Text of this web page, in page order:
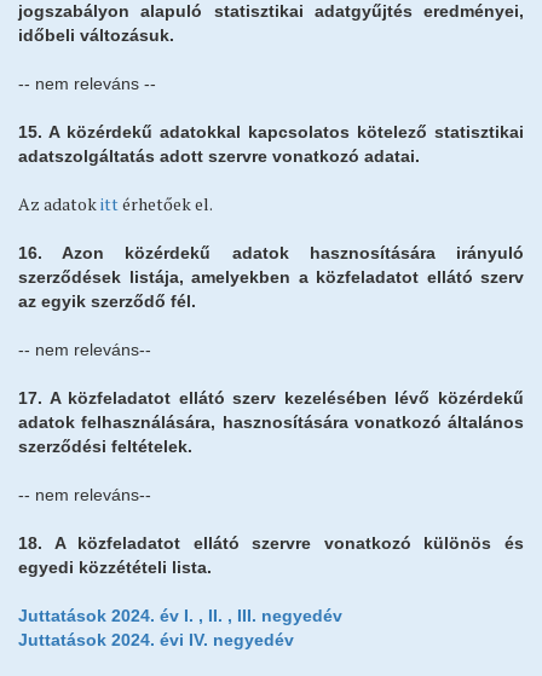
jogszabályon alapuló statisztikai adatgyűjtés eredményei,
időbeli változásuk.
-- nem releváns --
15. A közérdekű adatokkal kapcsolatos kötelező statisztikai
adatszolgáltatás adott szervre vonatkozó adatai.
Az adatokittérhetőek el.
16. Azon közérdekű adatok hasznosítására irányuló
szerződések listája, amelyekben a közfeladatot ellátó szerv
az egyik szerződő fél.
-- nem releváns--
17. A közfeladatot ellátó szerv kezelésében lévő közérdekű
adatok felhasználására, hasznosítására vonatkozó általános
szerződési feltételek.
-- nem releváns--
18. A közfeladatot ellátó szervre vonatkozó különös és
egyedi közzétételi lista.
Juttatások 2024. év I. , II. , III. negyedév
Juttatások 2024. évi IV. negyedév